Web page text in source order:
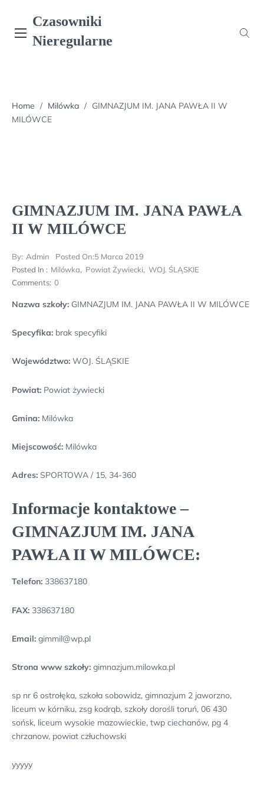
content
Czasowniki
Nieregularne
Home / Milówka / GIMNAZJUM IM. JANA PAWŁA II W
MILÓWCE
GIMNAZJUM IM. JANA PAWŁA
II W MILÓWCE
By: Admin Posted On:5 Marca 2019
Posted In : Milówka, Powiat Żywiecki, WOJ. ŚLĄSKIE
Comments: 0
Nazwa szkoły: GIMNAZJUM IM. JANA PAWŁA II W MILÓWCE
Specyfika: brak specyfiki
Województwo: WOJ. ŚLĄSKIE
Powiat: Powiat żywiecki
Gmina: Milówka
Miejscowość: Milówka
Adres: SPORTOWA / 15, 34-360
Informacje kontaktowe –
GIMNAZJUM IM. JANA
PAWŁA II W MILÓWCE:
Telefon: 338637180
FAX: 338637180
Email: gimmil@wp.pl
Strona www szkoły: gimnazjum.milowka.pl
sp nr 6 ostrołęka, szkoła sobowidz, gimnazjum 2 jaworzno,
liceum w kórniku, zsg kodrąb, szkoły dorośli toruń, 06 430
sońsk, liceum wysokie mazowieckie, twp ciechanów, pg 4
chrzanow, powiat człuchowski
yyyyy